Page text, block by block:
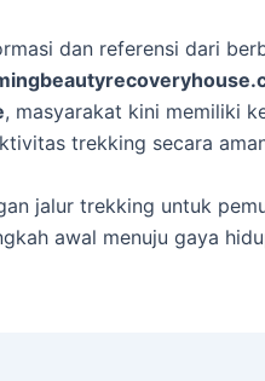
dan referensi dari
, masyarakat kini memiliki
trekking secara
jalur trekking untuk
awal menuju gaya